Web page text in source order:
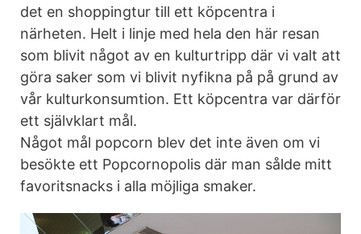
det en shoppingtur till ett köpcentra i
närheten. Helt i linje med hela den här resan
som blivit något av en kulturtripp där vi valt att
göra saker som vi blivit nyfikna på på grund av
vår kulturkonsumtion. Ett köpcentra var därför
ett självklart mål.
Något mål popcorn blev det inte även om vi
besökte ett Popcornopolis där man sålde mitt
favoritsnacks i alla möjliga smaker.